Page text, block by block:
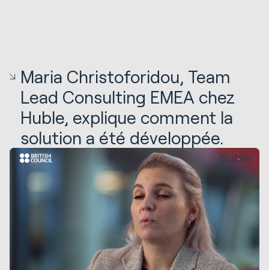
Maria Christoforidou, Team
Lead Consulting EMEA chez
Huble, explique comment la
solution a été développée.